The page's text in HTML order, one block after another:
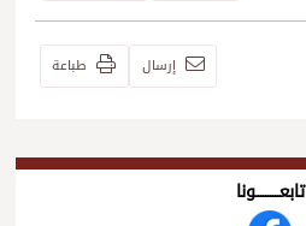
إرسال طباعة
تابعــــــــــونا